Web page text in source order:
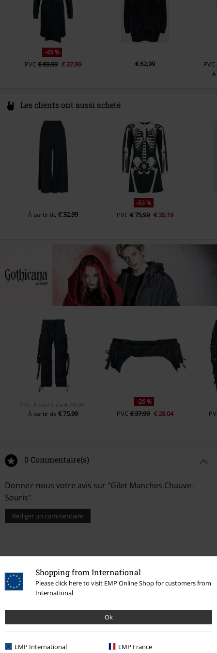
Shopping from International
Please click here to visit EMP Online Shop for customers from
International
Ok
EMP International EMP France
noir
-45 %
PVC€ 69,99 € 37,99 € 62,99 PVC
Les clients ont aussi acheté
À partir de€ 32,99
-53 %
PVC€ 75,99 € 35,19
PVC À partir de € 79,99
À partir de€ 75,99
-26 %
PVC€ 37,99 € 28,04
0 Commentaire(s)
Donnez-nous votre avis sur "Gilet Manches Chauve-
Souris".
Rédiger un commentaire
Dernière visite